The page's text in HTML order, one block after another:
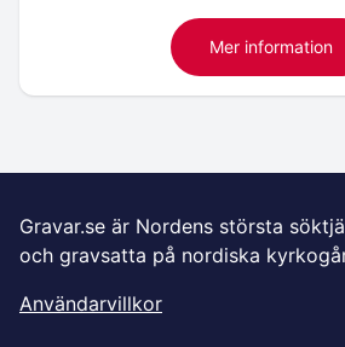
Mer information
Gravar.se är Nordens största
och gravsatta på nordiska
Användarvillkor